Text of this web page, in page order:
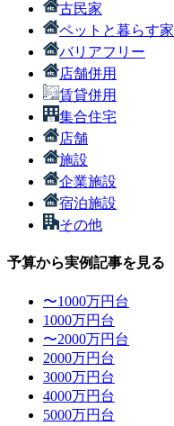
古民家
ペットと暮らす家
バリアフリー
店舗併用
賃貸併用
集合住宅
店舗
施設
企業施設
宿泊施設
その他
予算から実例記事を見る
〜1000万円台
1000万円台
〜2000万円台
2000万円台
3000万円台
4000万円台
5000万円台